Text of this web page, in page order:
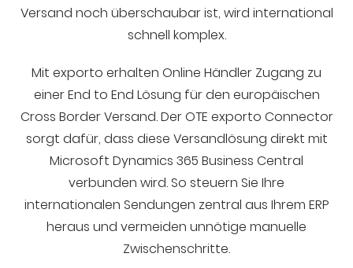
Versand noch überschaubar ist, wird international
schnell komplex.
Mit exporto erhalten Online Händler Zugang zu
einer End to End Lösung für den europäischen
Cross Border Versand. Der OTE exporto Connector
sorgt dafür, dass diese Versandlösung direkt mit
Microsoft Dynamics 365 Business Central
verbunden wird. So steuern Sie Ihre
internationalen Sendungen zentral aus Ihrem ERP
heraus und vermeiden unnötige manuelle
Zwischenschritte.